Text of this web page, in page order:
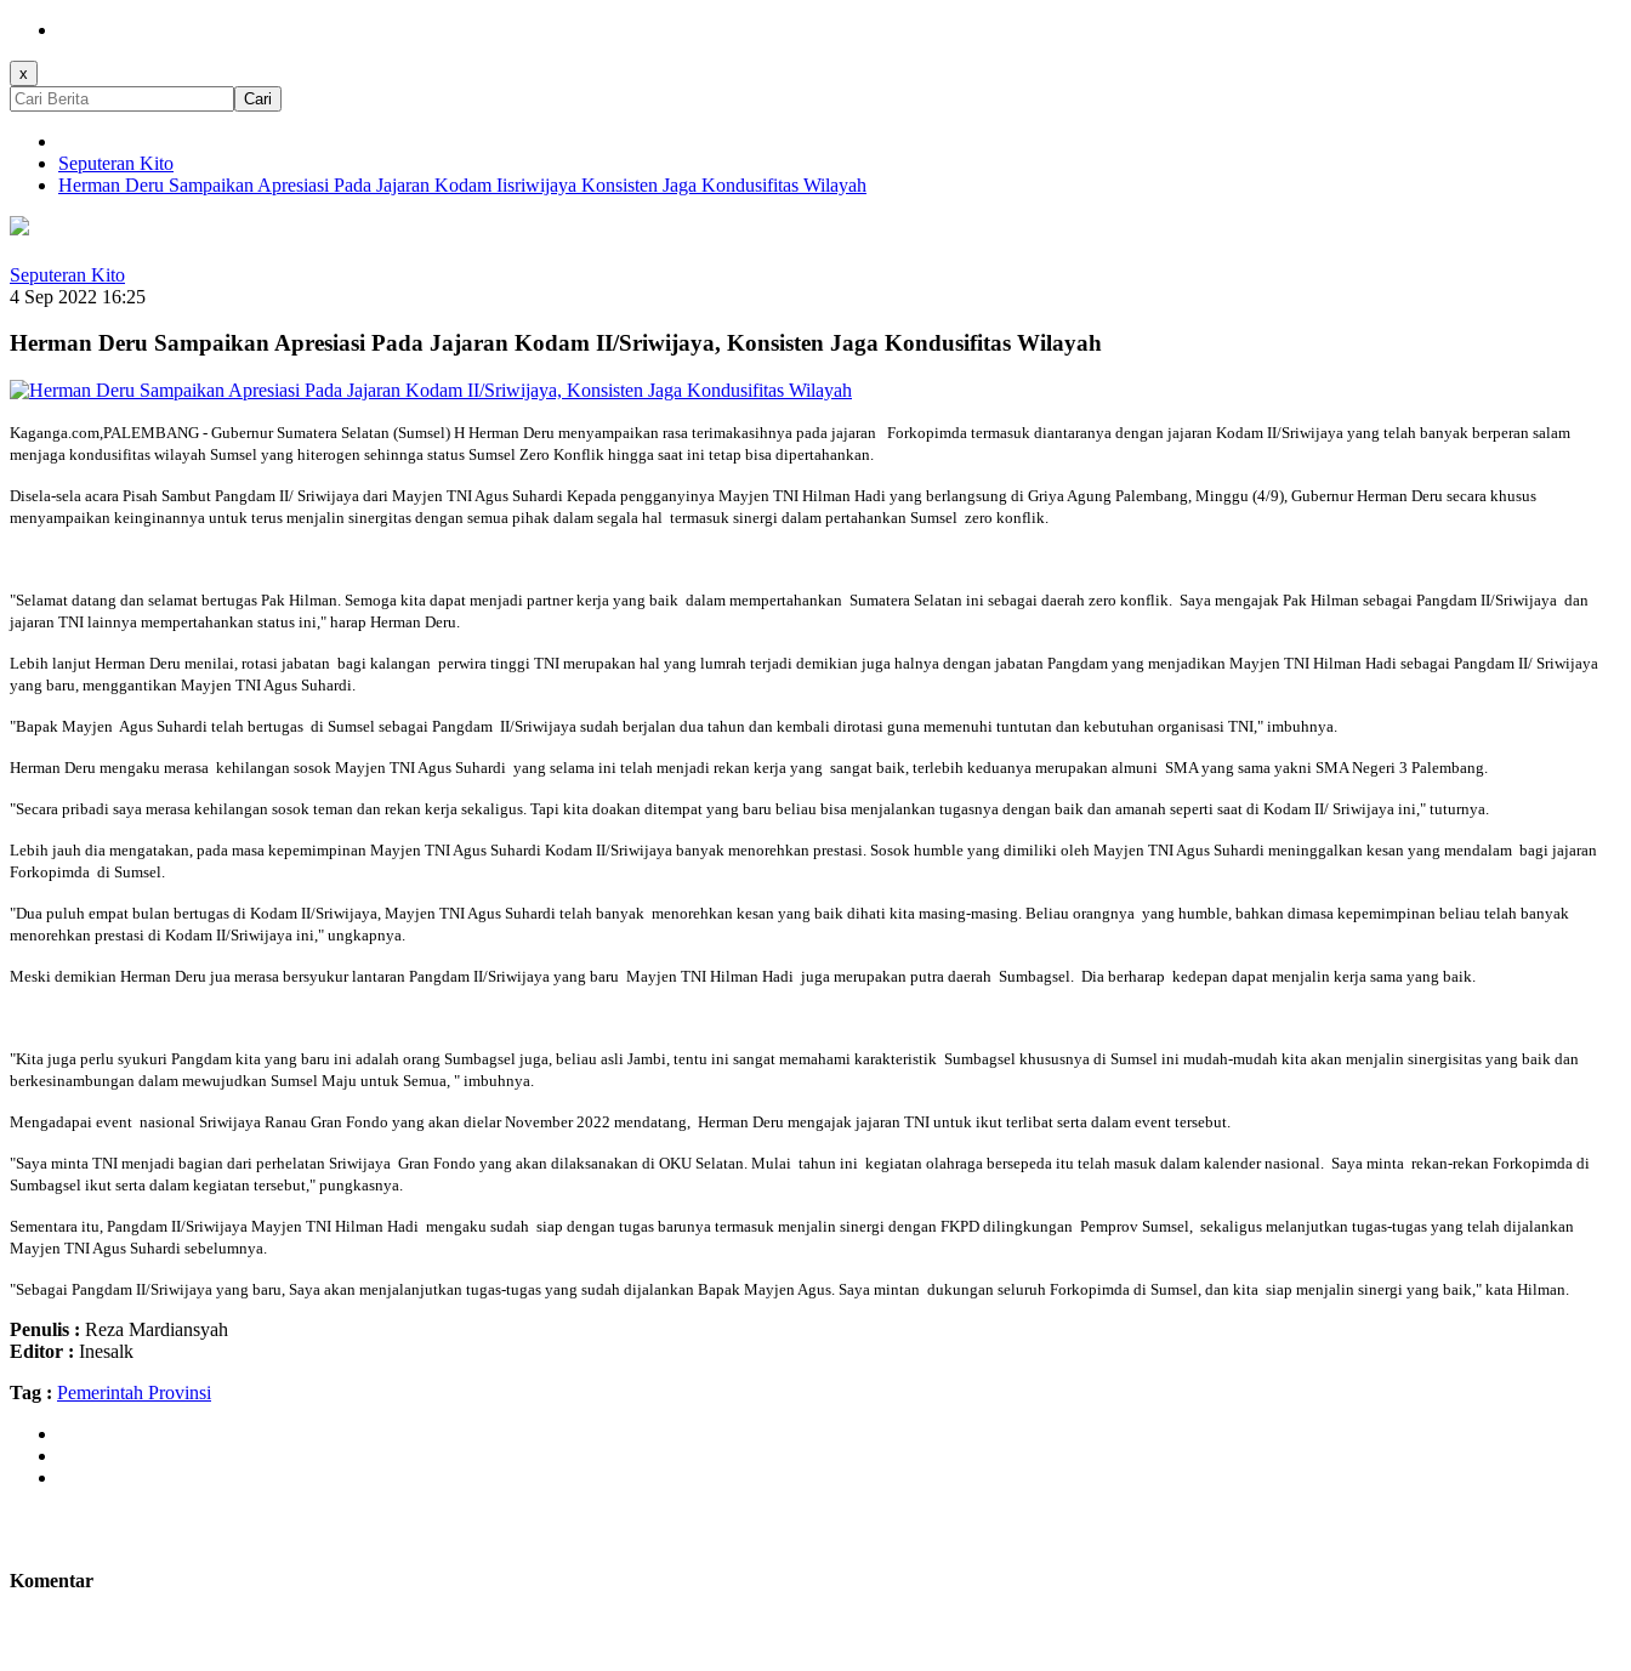
x
Cari
Seputeran Kito
Herman Deru Sampaikan Apresiasi Pada Jajaran Kodam Iisriwijaya Konsisten Jaga Kondusifitas Wilayah
Seputeran Kito
4 Sep 2022 16:25
Herman Deru Sampaikan Apresiasi Pada Jajaran Kodam II/Sriwijaya, Konsisten Jaga Kondusifitas Wilayah
Kaganga.com,PALEMBANG - Gubernur Sumatera Selatan (Sumsel) H Herman Deru menyampaikan rasa terimakasihnya pada jajaran Forkopimda termasuk diantaranya dengan jajaran Kodam II/Sriwijaya yang telah banyak berperan salam
menjaga kondusifitas wilayah Sumsel yang hiterogen sehinnga status Sumsel Zero Konflik hingga saat ini tetap bisa dipertahankan.
Disela-sela acara Pisah Sambut Pangdam II/ Sriwijaya dari Mayjen TNI Agus Suhardi Kepada pengganyinya Mayjen TNI Hilman Hadi yang berlangsung di Griya Agung Palembang, Minggu (4/9), Gubernur Herman Deru secara khusus
menyampaikan keinginannya untuk terus menjalin sinergitas dengan semua pihak dalam segala hal termasuk sinergi dalam pertahankan Sumsel zero konflik.
"Selamat datang dan selamat bertugas Pak Hilman. Semoga kita dapat menjadi partner kerja yang baik dalam mempertahankan Sumatera Selatan ini sebagai daerah zero konflik. Saya mengajak Pak Hilman sebagai Pangdam II/Sriwijaya dan
jajaran TNI lainnya mempertahankan status ini," harap Herman Deru.
Lebih lanjut Herman Deru menilai, rotasi jabatan bagi kalangan perwira tinggi TNI merupakan hal yang lumrah terjadi demikian juga halnya dengan jabatan Pangdam yang menjadikan Mayjen TNI Hilman Hadi sebagai Pangdam II/ Sriwijaya
yang baru, menggantikan Mayjen TNI Agus Suhardi.
"Bapak Mayjen Agus Suhardi telah bertugas di Sumsel sebagai Pangdam II/Sriwijaya sudah berjalan dua tahun dan kembali dirotasi guna memenuhi tuntutan dan kebutuhan organisasi TNI," imbuhnya.
Herman Deru mengaku merasa kehilangan sosok Mayjen TNI Agus Suhardi yang selama ini telah menjadi rekan kerja yang sangat baik, terlebih keduanya merupakan almuni SMA yang sama yakni SMA Negeri 3 Palembang.
"Secara pribadi saya merasa kehilangan sosok teman dan rekan kerja sekaligus. Tapi kita doakan ditempat yang baru beliau bisa menjalankan tugasnya dengan baik dan amanah seperti saat di Kodam II/ Sriwijaya ini," tuturnya.
Lebih jauh dia mengatakan, pada masa kepemimpinan Mayjen TNI Agus Suhardi Kodam II/Sriwijaya banyak menorehkan prestasi. Sosok humble yang dimiliki oleh Mayjen TNI Agus Suhardi meninggalkan kesan yang mendalam bagi jajaran
Forkopimda di Sumsel.
"Dua puluh empat bulan bertugas di Kodam II/Sriwijaya, Mayjen TNI Agus Suhardi telah banyak menorehkan kesan yang baik dihati kita masing-masing. Beliau orangnya yang humble, bahkan dimasa kepemimpinan beliau telah banyak
menorehkan prestasi di Kodam II/Sriwijaya ini," ungkapnya.
Meski demikian Herman Deru jua merasa bersyukur lantaran Pangdam II/Sriwijaya yang baru Mayjen TNI Hilman Hadi juga merupakan putra daerah Sumbagsel. Dia berharap kedepan dapat menjalin kerja sama yang baik.
"Kita juga perlu syukuri Pangdam kita yang baru ini adalah orang Sumbagsel juga, beliau asli Jambi, tentu ini sangat memahami karakteristik Sumbagsel khususnya di Sumsel ini mudah-mudah kita akan menjalin sinergisitas yang baik dan
berkesinambungan dalam mewujudkan Sumsel Maju untuk Semua, " imbuhnya.
Mengadapai event nasional Sriwijaya Ranau Gran Fondo yang akan dielar November 2022 mendatang, Herman Deru mengajak jajaran TNI untuk ikut terlibat serta dalam event tersebut.
"Saya minta TNI menjadi bagian dari perhelatan Sriwijaya Gran Fondo yang akan dilaksanakan di OKU Selatan. Mulai tahun ini kegiatan olahraga bersepeda itu telah masuk dalam kalender nasional. Saya minta rekan-rekan Forkopimda di
Sumbagsel ikut serta dalam kegiatan tersebut," pungkasnya.
Sementara itu, Pangdam II/Sriwijaya Mayjen TNI Hilman Hadi mengaku sudah siap dengan tugas barunya termasuk menjalin sinergi dengan FKPD dilingkungan Pemprov Sumsel, sekaligus melanjutkan tugas-tugas yang telah dijalankan
Mayjen TNI Agus Suhardi sebelumnya.
"Sebagai Pangdam II/Sriwijaya yang baru, Saya akan menjalanjutkan tugas-tugas yang sudah dijalankan Bapak Mayjen Agus. Saya mintan dukungan seluruh Forkopimda di Sumsel, dan kita siap menjalin sinergi yang baik," kata Hilman.
Penulis : Reza Mardiansyah
Editor : Inesalk
Tag : Pemerintah Provinsi
Komentar